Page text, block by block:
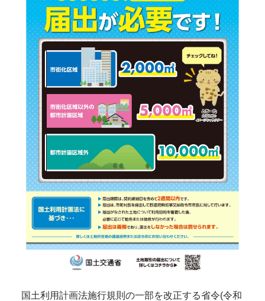
国土利用計画法施行規則の一部を改正する省令(令和